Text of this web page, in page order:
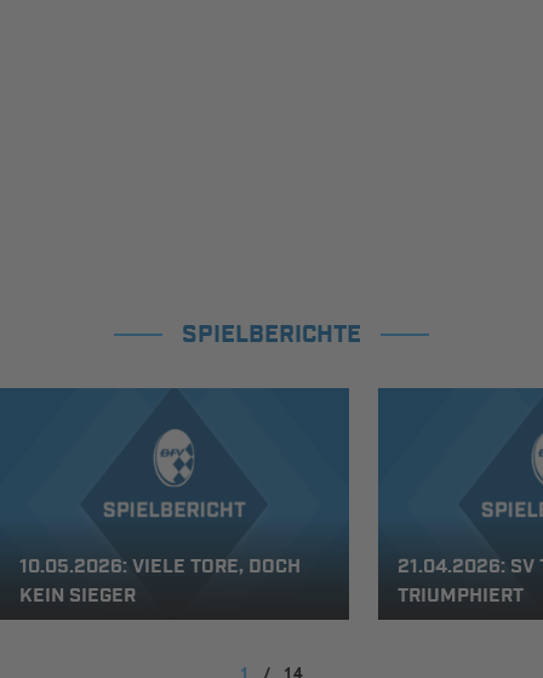
SPIELBERICHTE
10.05.2026: VIELE TORE, DOCH
KEIN SIEGER
21.04.2026: SV
TRIUMPHIERT